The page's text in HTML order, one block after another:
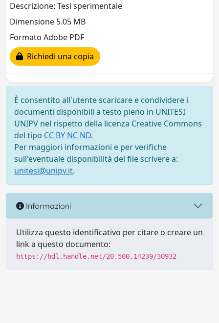
Descrizione: Tesi sperimentale
Dimensione 5.05 MB
Formato Adobe PDF
Richiedi una copia
È consentito all'utente scaricare e condividere i
documenti disponibili a testo pieno in UNITESI
UNIPV nel rispetto della licenza Creative Commons
del tipo CC BY NC ND.
Per maggiori informazioni e per verifiche
sull'eventuale disponibilità del file scrivere a:
unitesi@unipv.it.
Informazioni
Utilizza questo identificativo per citare o creare un
link a questo documento:
https://hdl.handle.net/20.500.14239/30932